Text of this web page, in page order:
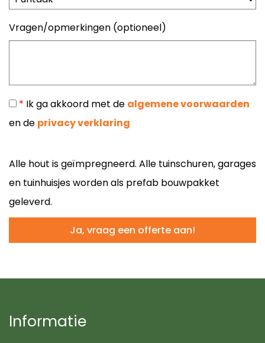
Vragen/opmerkingen (optioneel)
* Ik ga akkoord met de algemene voorwaarden
en de privacy verklaring
Alle hout is geïmpregneerd. Alle tuinschuren, garages
en tuinhuisjes worden als prefab bouwpakket
geleverd.
Informatie